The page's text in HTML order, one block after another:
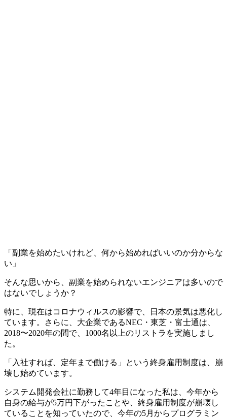
「副業を始めたいけれど、何から始めればいいのか分からな
い」
そんな思いから、副業を始められないエンジニアは多いので
はないでしょうか？
特に、現在はコロナウィルスの影響で、日本の景気は悪化し
ています。さらに、大企業であるNEC・東芝・富士通は、
2018〜2020年の間で、1000名以上のリストラを実施しまし
た。
「入社すれば、定年まで働ける」という終身雇用制度は、崩
壊し始めています。
システム開発会社に勤務して4年目になった私は、今年から
自身の給与が5万円下がったことや、終身雇用制度が崩壊し
ていることを知っていたので、今年の5月からプログラミン